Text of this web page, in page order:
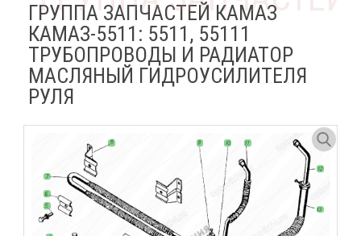
ГРУППА ЗАПЧАСТЕЙ КАМАЗ
КАМАЗ-5511: 5511, 55111
ТРУБОПРОВОДЫ И РАДИАТОР
МАСЛЯНЫЙ ГИДРОУСИЛИТЕЛЯ
РУЛЯ